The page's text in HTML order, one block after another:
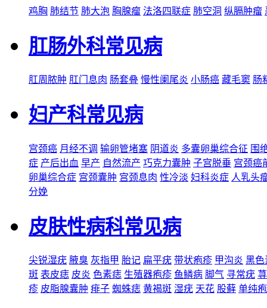
鸡胸 肺结节 肺大泡 胸腺瘤 法洛四联症 肺空洞 纵膈肿瘤
肛肠外科常见病
肛周脓肿 肛门息肉 肠套叠 慢性阑尾炎 小肠癌 藏毛窦 肠
妇产科常见病
宫颈癌 月经不调 输卵管堵塞 阴道炎 多囊卵巢综合征 围
症 产后出血 早产 自然流产 巧克力囊肿 子宫脱垂 宫颈癌
卵巢综合症 宫颈囊肿 宫颈息肉 性冷淡 妇科炎症 人乳头
分娩
皮肤性病科常见病
尖锐湿疣 腋臭 灰指甲 胎记 扁平疣 带状疱疹 甲沟炎 黑色
斑 表皮痣 皮炎 色素痣 生殖器疱疹 鱼鳞病 脚气 寻常疣
疹 皮脂腺囊肿 痱子 蜘蛛痣 黄褐斑 湿疣 天花 股藓 单纯